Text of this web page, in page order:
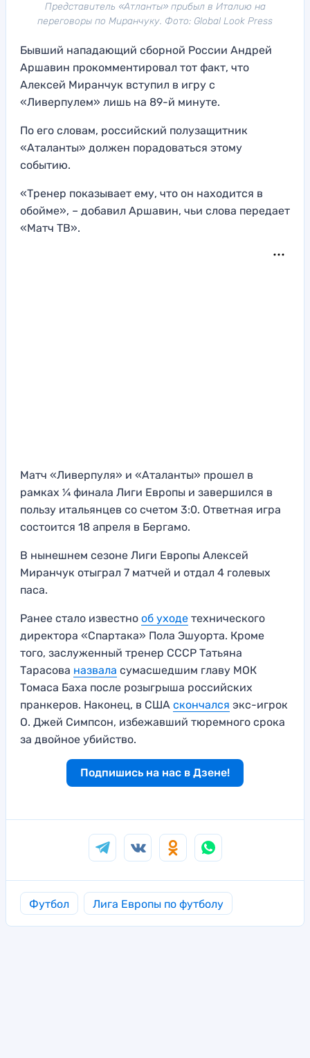
Представитель «Атланты» прибыл в Италию на
переговоры по Миранчуку. Фото: Global Look Press
Бывший нападающий сборной России Андрей
Аршавин прокомментировал тот факт, что
Алексей Миранчук вступил в игру с
«Ливерпулем» лишь на 89-й минуте.
По его словам, российский полузащитник
«Аталанты» должен порадоваться этому
событию.
«Тренер показывает ему, что он находится в
обойме», – добавил Аршавин, чьи слова передает
«Матч ТВ».
Матч «Ливерпуля» и «Аталанты» прошел в
рамках ¼ финала Лиги Европы и завершился в
пользу итальянцев со счетом 3:0. Ответная игра
состоится 18 апреля в Бергамо.
В нынешнем сезоне Лиги Европы Алексей
Миранчук отыграл 7 матчей и отдал 4 голевых
паса.
Ранее стало известно об уходе технического
директора «Спартака» Пола Эшуорта. Кроме
того, заслуженный тренер СССР Татьяна
Тарасова назвала сумасшедшим главу МОК
Томаса Баха после розыгрыша российских
пранкеров. Наконец, в США скончался экс-игрок
О. Джей Симпсон, избежавший тюремного срока
за двойное убийство.
Подпишись на нас в Дзене!
Футбол Лига Европы по футболу